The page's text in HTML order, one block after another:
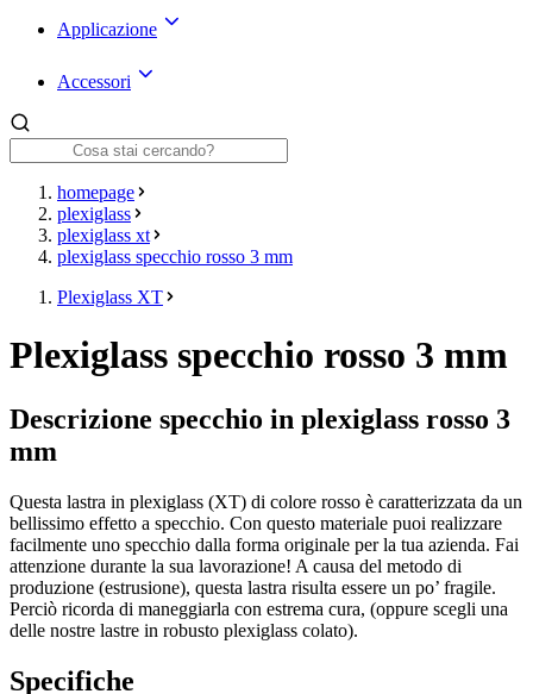
Applicazione
Accessori
homepage
plexiglass
plexiglass xt
plexiglass specchio rosso 3 mm
Plexiglass XT
Plexiglass specchio rosso 3 mm
Descrizione specchio in plexiglass rosso 3
mm
Questa lastra in plexiglass (XT) di colore rosso è caratterizzata da un
bellissimo effetto a specchio. Con questo materiale puoi realizzare
facilmente uno specchio dalla forma originale per la tua azienda. Fai
attenzione durante la sua lavorazione! A causa del metodo di
produzione (estrusione), questa lastra risulta essere un po’ fragile.
Perciò ricorda di maneggiarla con estrema cura, (oppure scegli una
delle nostre lastre in robusto plexiglass colato).
Specifiche